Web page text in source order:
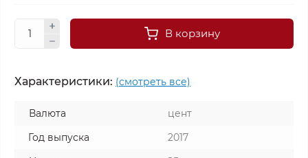
В корзину
Характеристики: (смотреть все)
Валюта
цент
Год выпуска
2017